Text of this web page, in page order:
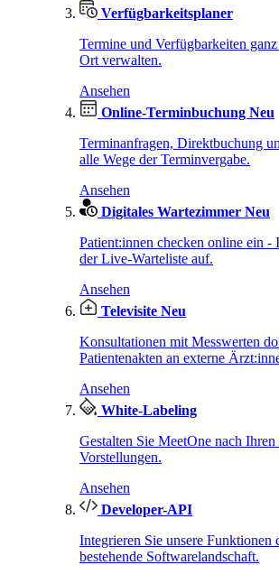
Verfügbarkeitsplaner
Termine und Verfügbarkeiten
Ort verwalten.
Ansehen
Online-Terminbuchung Neu
Terminanfragen, Direktbuchung
alle Wege der Terminvergabe.
Ansehen
Digitales Wartezimmer Neu
Patient:innen checken online ein -
der Live-Warteliste auf.
Ansehen
Televisite Neu
Konsultationen mit Messwerten
Patientenakten an externe
Ansehen
White-Labeling
Gestalten Sie MeetOne nach Ihren
Vorstellungen.
Ansehen
Developer-API
Integrieren Sie unsere Funktionen
bestehende Softwarelandschaft.